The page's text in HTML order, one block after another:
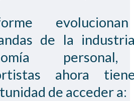
de la
ahora
de acceder a: